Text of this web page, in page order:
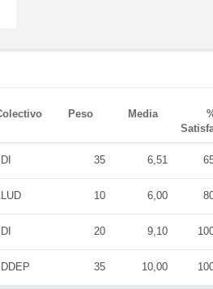
Peso Media
35 6,51
10 6,00
20 9,10
35 10,00